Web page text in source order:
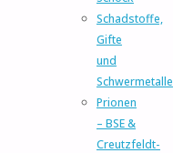
Schadstoffe,
Gifte
und
Schwermetalle
Prionen
– BSE &
Creutzfeldt-